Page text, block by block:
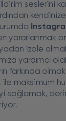
seslerini
yararlanmak
izole
yardımcı
farkında
ile maksimum
sağlamak,